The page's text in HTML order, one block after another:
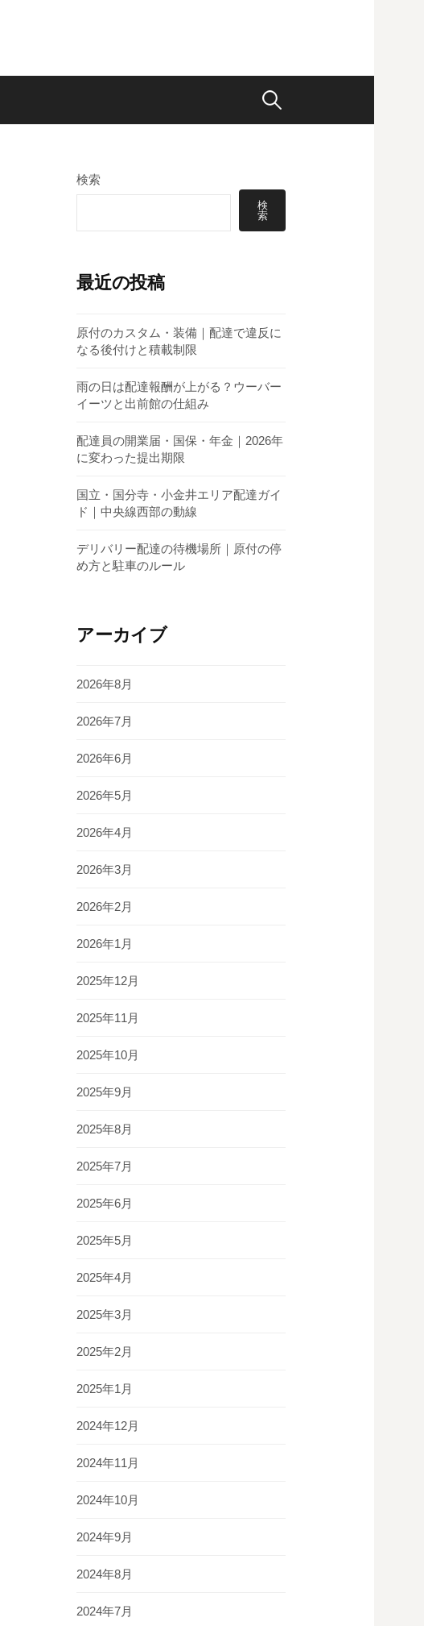
検
検索
検
索
最近の投稿
原付のカスタム・装備｜配達で違反に
なる後付けと積載制限
雨の日は配達報酬が上がる？ウーバー
イーツと出前館の仕組み
配達員の開業届・国保・年金｜2026年
に変わった提出期限
国立・国分寺・小金井エリア配達ガイ
ド｜中央線西部の動線
デリバリー配達の待機場所｜原付の停
め方と駐車のルール
アーカイブ
2026年8月
2026年7月
2026年6月
2026年5月
2026年4月
2026年3月
2026年2月
2026年1月
2025年12月
2025年11月
2025年10月
2025年9月
2025年8月
2025年7月
2025年6月
2025年5月
2025年4月
2025年3月
2025年2月
2025年1月
2024年12月
2024年11月
2024年10月
2024年9月
2024年8月
2024年7月